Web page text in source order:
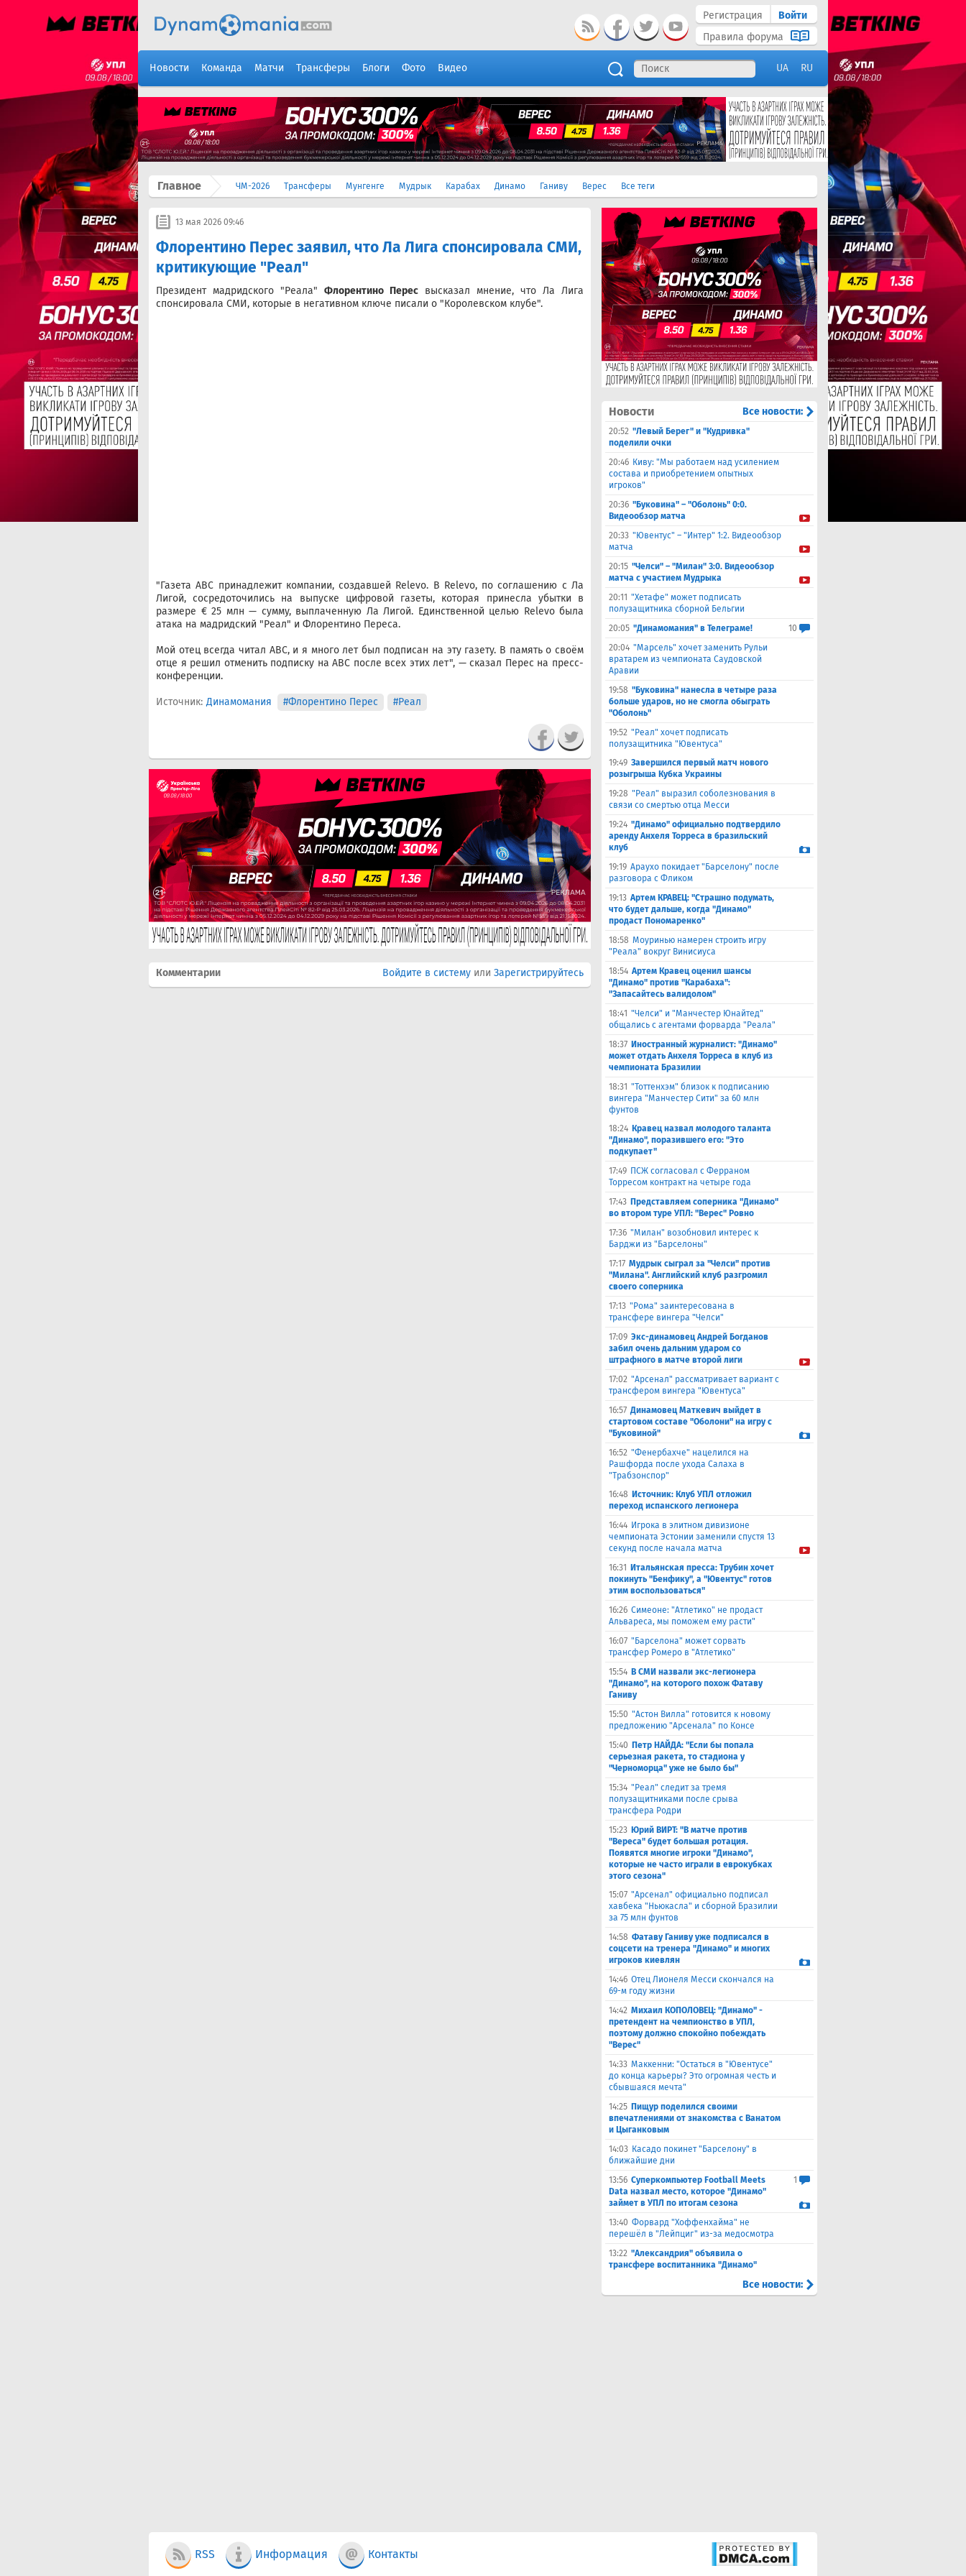
Регистрация
Войти
Правила форума
Новости Команда Матчи Трансферы Блоги Фото Видео UA RU
Главное ЧМ-2026 Трансферы Мунгенге Мудрык Карабах Динамо Ганиву Верес Все теги
13 мая 2026 09:46
Флорентино Перес заявил, что Ла Лига спонсировала СМИ,
критикующие "Реал"
Президент мадридского "Реала" Флорентино Перес высказал мнение, что Ла Лига
спонсировала СМИ, которые в негативном ключе писали о "Королевском клубе".
"Газета ABC принадлежит компании, создавшей Relevo. В Relevo, по соглашению с Ла
Лигой, сосредоточились на выпуске цифровой газеты, которая принесла убытки в
размере € 25 млн — сумму, выплаченную Ла Лигой. Единственной целью Relevo была
атака на мадридский "Реал" и Флорентино Переса.
Мой отец всегда читал ABC, и я много лет был подписан на эту газету. В память о своём
отце я решил отменить подписку на ABC после всех этих лет", — сказал Перес на пресс-
конференции.
Источник: Динамомания #Флорентино Перес #Реал
Комментарии Войдите в систему или Зарегистрируйтесь
Новости Все новости:
20:52 "Левый Берег" и "Кудривка"
поделили очки
20:46 Киву: "Мы работаем над усилением
состава и приобретением опытных
игроков"
20:36 "Буковина" – "Оболонь" 0:0.
Видеообзор матча
20:33 "Ювентус" – "Интер" 1:2. Видеообзор
матча
20:15 "Челси" – "Милан" 3:0. Видеообзор
матча с участием Мудрыка
20:11 "Хетафе" может подписать
полузащитника сборной Бельгии
20:05 "Динамомания" в Телеграме!
10
20:04 "Марсель" хочет заменить Рульи
вратарем из чемпионата Саудовской
Аравии
19:58 "Буковина" нанесла в четыре раза
больше ударов, но не смогла обыграть
"Оболонь"
19:52 "Реал" хочет подписать
полузащитника "Ювентуса"
19:49 Завершился первый матч нового
розыгрыша Кубка Украины
19:28 "Реал" выразил соболезнования в
связи со смертью отца Месси
19:24 "Динамо" официально подтвердило
аренду Анхеля Торреса в бразильский
клуб
19:19 Араухо покидает "Барселону" после
разговора с Фликом
19:13 Артем КРАВЕЦ: "Страшно подумать,
что будет дальше, когда "Динамо"
продаст Пономаренко"
18:58 Моуринью намерен строить игру
"Реала" вокруг Винисиуса
18:54 Артем Кравец оценил шансы
"Динамо" против "Карабаха":
"Запасайтесь валидолом"
18:41 "Челси" и "Манчестер Юнайтед"
общались с агентами форварда "Реала"
18:37 Иностранный журналист: "Динамо"
может отдать Анхеля Торреса в клуб из
чемпионата Бразилии
18:31 "Тоттенхэм" близок к подписанию
вингера "Манчестер Сити" за 60 млн
фунтов
18:24 Кравец назвал молодого таланта
"Динамо", поразившего его: "Это
подкупает"
17:49 ПСЖ согласовал с Ферраном
Торресом контракт на четыре года
17:43 Представляем соперника "Динамо"
во втором туре УПЛ: "Верес" Ровно
17:36 "Милан" возобновил интерес к
Барджи из "Барселоны"
17:17 Мудрык сыграл за "Челси" против
"Милана". Английский клуб разгромил
своего соперника
17:13 "Рома" заинтересована в
трансфере вингера "Челси"
17:09 Экс-динамовец Андрей Богданов
забил очень дальним ударом со
штрафного в матче второй лиги
17:02 "Арсенал" рассматривает вариант с
трансфером вингера "Ювентуса"
16:57 Динамовец Маткевич выйдет в
стартовом составе "Оболони" на игру с
"Буковиной"
16:52 "Фенербахче" нацелился на
Рашфорда после ухода Салаха в
"Трабзонспор"
16:48 Источник: Клуб УПЛ отложил
переход испанского легионера
16:44 Игрока в элитном дивизионе
чемпионата Эстонии заменили спустя 13
секунд после начала матча
16:31
Итальянская пресса: Трубин хочет
покинуть "Бенфику", а "Ювентус" готов
этим воспользоваться"
16:26 Симеоне: "Атлетико" не продаст
Альвареса, мы поможем ему расти"
16:07 "Барселона" может сорвать
трансфер Ромеро в "Атлетико"
15:54 В СМИ назвали экс-легионера
"Динамо", на которого похож Фатаву
Ганиву
15:50 "Астон Вилла" готовится к новому
предложению "Арсенала" по Консе
15:40 Петр НАЙДА: "Если бы попала
серьезная ракета, то стадиона у
"Черноморца" уже не было бы"
15:34 "Реал" следит за тремя
полузащитниками после срыва
трансфера Родри
15:23 Юрий ВИРТ: "В матче против
"Вереса" будет большая ротация.
Появятся многие игроки "Динамо",
которые не часто играли в еврокубках
этого сезона"
15:07 "Арсенал" официально подписал
хавбека "Ньюкасла" и сборной Бразилии
за 75 млн фунтов
14:58 Фатаву Ганиву уже подписался в
соцсети на тренера "Динамо" и многих
игроков киевлян
14:46 Отец Лионеля Месси скончался на
69-м году жизни
14:42 Михаил КОПОЛОВЕЦ: "Динамо" -
претендент на чемпионство в УПЛ,
поэтому должно спокойно побеждать
"Верес"
14:33 Маккенни: "Остаться в "Ювентусе"
до конца карьеры? Это огромная честь и
сбывшаяся мечта"
14:25 Пищур поделился своими
впечатлениями от знакомства с Ванатом
и Цыганковым
14:03 Касадо покинет "Барселону" в
ближайшие дни
13:56 Суперкомпьютер Football Meets
Data назвал место, которое "Динамо"
займет в УПЛ по итогам сезона
1
13:40 Форвард "Хоффенхайма" не
перешёл в "Лейпциг" из-за медосмотра
13:22 "Александрия" объявила о
трансфере воспитанника "Динамо"
Все новости:
RSS Информация Контакты